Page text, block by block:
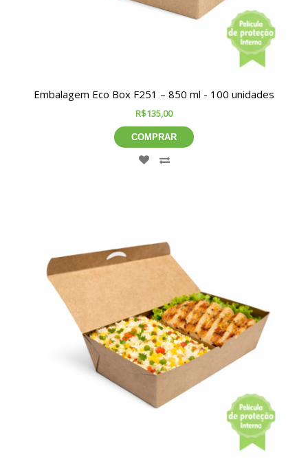
Embalagem Eco Box F251 – 850 ml - 100 unidades
R$135,00
COMPRAR